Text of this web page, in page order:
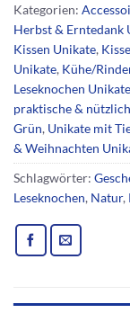
Kategorien:
Herbst & Erntedank
Kissen Unikate,
Unikate, Kühe/
Leseknochen Unikate
praktische &
Grün, Unikate mit
& Weihnachten
Schlagwörter:
Leseknochen, Natur,